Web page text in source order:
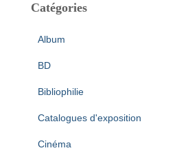
Catégories
Album
BD
Bibliophilie
Catalogues d'exposition
Cinéma